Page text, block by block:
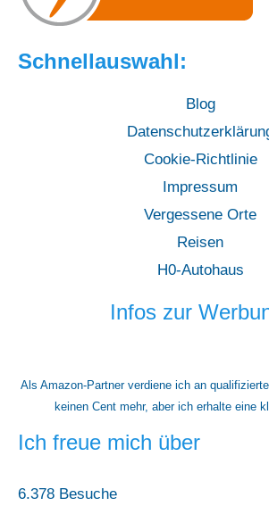
Schnellauswahl:
Blog
Cookie-Richtlinie
Impressum
Vergessene Orte
Reisen
H0-Autohaus
Infos zur
Als Amazon-Partner verdiene ich an
keinen Cent mehr, aber ich erhalte eine
Ich freue mich über
6.378 Besuche